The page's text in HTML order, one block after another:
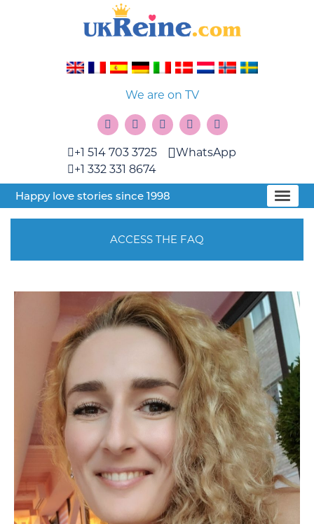
We are on TV
+1 514 703 3725
+1 332 331 8674
WhatsApp
Happy love stories since 1998
ACCESS THE FAQ